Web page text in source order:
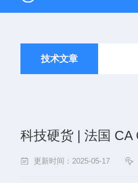
技术文章
科技硬货 | 法国 CA
更新时间：2025-05-17